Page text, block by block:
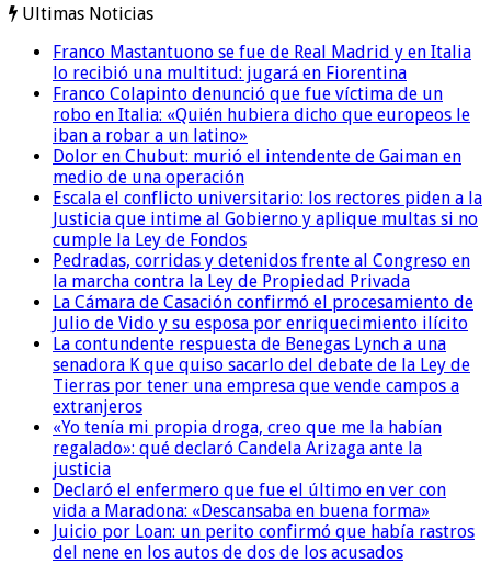
Ultimas Noticias
Franco Mastantuono se fue de Real Madrid y en Italia
lo recibió una multitud: jugará en Fiorentina
Franco Colapinto denunció que fue víctima de un
robo en Italia: «Quién hubiera dicho que europeos le
iban a robar a un latino»
Dolor en Chubut: murió el intendente de Gaiman en
medio de una operación
Escala el conflicto universitario: los rectores piden a la
Justicia que intime al Gobierno y aplique multas si no
cumple la Ley de Fondos
Pedradas, corridas y detenidos frente al Congreso en
la marcha contra la Ley de Propiedad Privada
La Cámara de Casación confirmó el procesamiento de
Julio de Vido y su esposa por enriquecimiento ilícito
La contundente respuesta de Benegas Lynch a una
senadora K que quiso sacarlo del debate de la Ley de
Tierras por tener una empresa que vende campos a
extranjeros
«Yo tenía mi propia droga, creo que me la habían
regalado»: qué declaró Candela Arizaga ante la
justicia
Declaró el enfermero que fue el último en ver con
vida a Maradona: «Descansaba en buena forma»
Juicio por Loan: un perito confirmó que había rastros
del nene en los autos de dos de los acusados